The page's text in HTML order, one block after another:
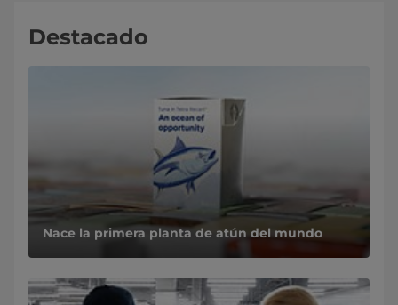
Destacado
Nace la primera planta de atún del mundo